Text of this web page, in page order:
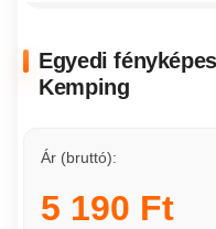
Egyedi
Kemping
Ár (bruttó):
5 190 Ft